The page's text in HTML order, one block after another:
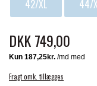
PREMIER
42/XL 44/
DKK 749,00
Fragt omk. tillægges